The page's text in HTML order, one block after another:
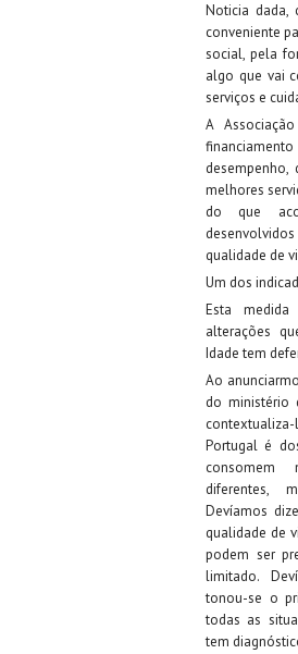
Noticia dada,
conveniente
social, pela
algo que vai
serviços e
A
desempenho,
melhores
do que
qualidade de
Um dos
Esta
alterações
Idade tem
Ao
do ministério
Portugal é
consomem
diferentes,
Devíamos
qualidade de
podem ser
limitado.
tonou-se o
todas as
tem